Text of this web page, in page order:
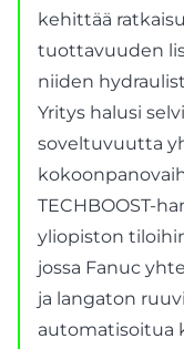
kehittää
tuottavuuden
niiden
Yritys halusi
soveltuvuutta
TECHBOOST-
yliopiston
jossa Fanuc
ja langaton
automatisoitua